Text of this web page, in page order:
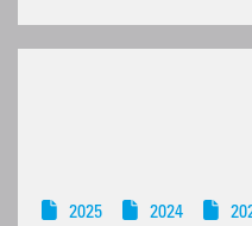
2025 2024